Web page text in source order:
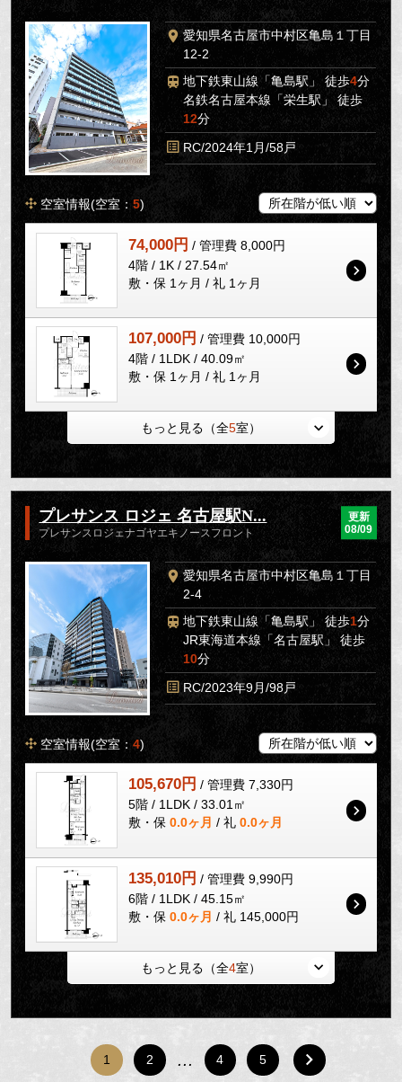
愛知県名古屋市中村区亀島１丁目
12-2
地下鉄東山線「亀島駅」 徒歩4分
名鉄名古屋本線「栄生駅」 徒歩
12分
RC/2024年1月/58戸
空室情報(空室：5)
74,000円 / 管理費 8,000円
4階 / 1K / 27.54㎡
敷・保 1ヶ月 / 礼 1ヶ月
107,000円 / 管理費 10,000円
4階 / 1LDK / 40.09㎡
敷・保 1ヶ月 / 礼 1ヶ月
もっと見る（全5室）
プレサンス ロジェ 名古屋駅N...
プレサンスロジェナゴヤエキノースフロント
更新
08/09
愛知県名古屋市中村区亀島１丁目
2-4
地下鉄東山線「亀島駅」 徒歩1分
JR東海道本線「名古屋駅」 徒歩
10分
RC/2023年9月/98戸
空室情報(空室：4)
105,670円 / 管理費 7,330円
5階 / 1LDK / 33.01㎡
敷・保 0.0ヶ月 / 礼 0.0ヶ月
135,010円 / 管理費 9,990円
6階 / 1LDK / 45.15㎡
敷・保 0.0ヶ月 / 礼 145,000円
もっと見る（全4室）
1 2 … 4 5